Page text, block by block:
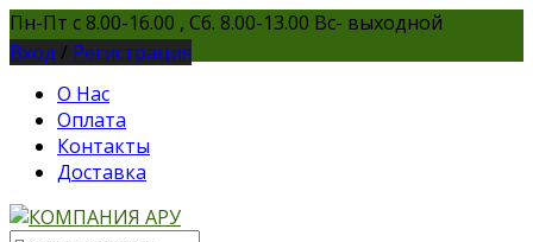
Пн-Пт с 8.00-16.00 , Сб. 8.00-13.00 Вс- выходной
Вход / Регистрация
О Нас
Оплата
Контакты
Доставка